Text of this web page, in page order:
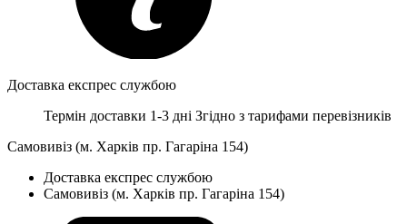
Доставка експрес службою
Термін доставки 1-3 дні Згідно з тарифами перевізників
Самовивіз (м. Харків пр. Гагаріна 154)
Доставка експрес службою
Самовивіз (м. Харків пр. Гагаріна 154)